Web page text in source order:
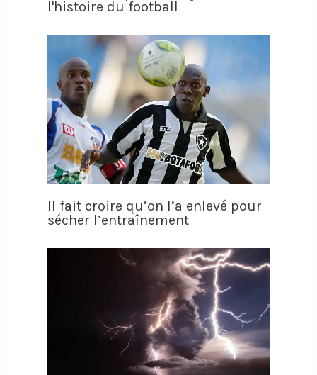
l'histoire du football
Il fait croire qu’on l’a enlevé pour
sécher l’entraînement